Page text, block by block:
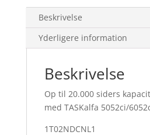
Beskrivelse
Yderligere information
Beskrivelse
Op til 20.000 siders
med TASKalfa 5052ci/
1T02NDCNL1